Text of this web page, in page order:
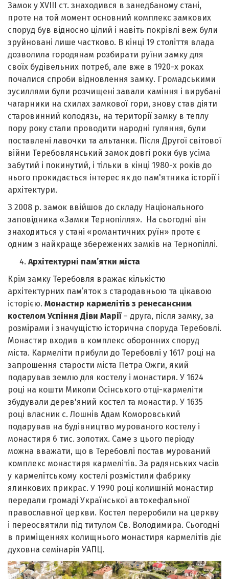
Замок у ХVІІІ ст. знаходився в занедбаному стані,
проте на той момент основний комплекс замкових
споруд був відносно цілий і навіть покрівлі веж були
зруйновані лише частково. В кінці 19 століття влада
дозволила городянам розбирати руїни замку для
своїх будівельних потреб, але вже в 1920-х роках
почалися спроби відновлення замку. Громадськими
зусиллями були розчищені завали каміння і вирубані
чагарники на схилах замкової гори, знову став діяти
старовинний колодязь, на території замку в теплу
пору року стали проводити народні гуляння, були
поставлені лавочки та альтанки. Після Другої світової
війни Теребовлянський замок довгі роки був усіма
забутий і покинутий, і тільки в кінці 1980-х років до
нього прокидається інтерес як до пам'ятника історії і
архітектури.
З 2008 р. замок ввійшов до складу Національного
заповідника «Замки Тернопілля». На сьогодні він
знаходиться у стані «романтичних руїн» проте є
одним з найкраще збережених замків на Тернопіллі.
Архітектурні пам’ятки міста
Крім замку Теребовля вражає кількістю
архітектурних пам’яток з стародавньою та цікавою
історією. Монастир кармелітів з ренесансним
костелом Успіння Діви Марії– друга, після замку, за
розмірами і значущістю історична споруда Теребовлі.
Монастир входив в комплекс оборонних споруд
міста. Кармеліти прибули до Теребовлі у 1617 році на
запрошення старости міста Петра Ожги, який
подарував землю для костелу і монастиря. У 1624
році на кошти Миколи Осінського отці-кармеліти
збудували дерев'яний костел та монастир. У 1635
році власник с. Лошнів Адам Коморовський
подарував на будівництво мурованого костелу і
монастиря 6 тис. золотих. Саме з цього періоду
можна вважати, що в Теребовлі постав мурований
комплекс монастиря кармелітів. За радянських часів
у кармелітському костелі розмістили фабрику
ялинкових прикрас. У 1990 році колишній монастир
передали громаді Української автокефальної
православної церкви. Костел переробили на церкву
і переосвятили під титулом Св. Володимира. Сьогодні
в приміщеннях колищнього монастиря кармелітів діє
духовна семінарія УАПЦ.